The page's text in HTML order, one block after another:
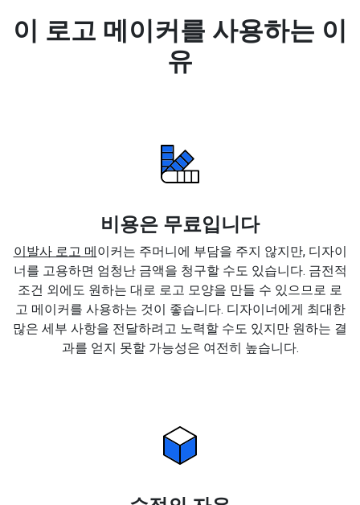
이 로고 메이커를 사용하는 이
유
비용은 무료입니다
이발사 로고 메이커는 주머니에 부담을 주지 않지만, 디자이
너를 고용하면 엄청난 금액을 청구할 수도 있습니다. 금전적
조건 외에도 원하는 대로 로고 모양을 만들 수 있으므로 로
고 메이커를 사용하는 것이 좋습니다. 디자이너에게 최대한
많은 세부 사항을 전달하려고 노력할 수도 있지만 원하는 결
과를 얻지 못할 가능성은 여전히 높습니다.